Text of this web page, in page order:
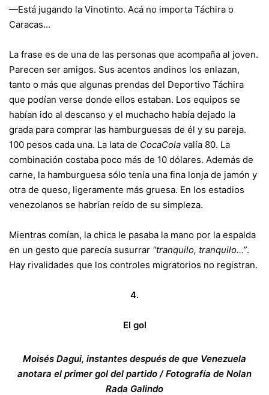
—Está jugando la Vinotinto. Acá no importa Táchira o
Caracas…
La frase es de una de las personas que acompaña al joven.
Parecen ser amigos. Sus acentos andinos los enlazan,
tanto o más que algunas prendas del Deportivo Táchira
que podían verse donde ellos estaban. Los equipos se
habían ido al descanso y el muchacho había dejado la
grada para comprar las hamburguesas de él y su pareja.
100 pesos cada una. La lata de CocaCola valía 80. La
combinación costaba poco más de 10 dólares. Además de
carne, la hamburguesa sólo tenía una fina lonja de jamón y
otra de queso, ligeramente más gruesa. En los estadios
venezolanos se habrían reído de su simpleza.
Mientras comían, la chica le pasaba la mano por la espalda
en un gesto que parecía susurrar “tranquilo, tranquilo…”.
Hay rivalidades que los controles migratorios no registran.
4.
El gol
Moisés Dagui, instantes después de que Venezuela
anotara el primer gol del partido / Fotografía de Nolan
Rada Galindo